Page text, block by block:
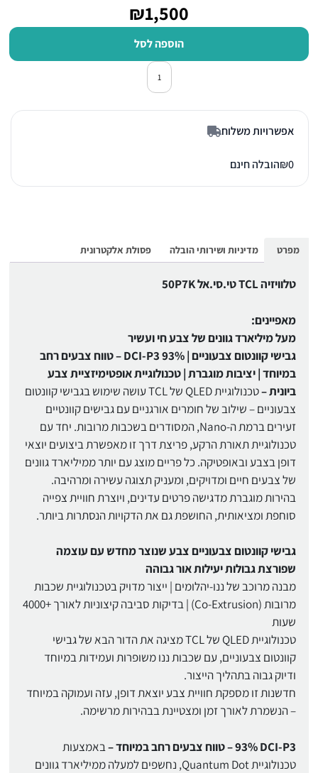
₪1,500
הוספה לסל
כמות של טלוויזיה ⁦TCL⁩ ‏50 אינץ' ⁦50P7K⁩
אפשרויות משלוח
₪0 הובלה חינם
מפרט מדיניות ושירותי הובלה פסולת אלקטרונית
טלוויזיה TCL טי.סי.אל 50P7K
מאפיינים:
מעל מיליארד גוונים של צבע חי ועשיר
גבישי קוונטום צבעוניים | 93% DCI-P3 – טווח צבעים רחב
במיוחד | יציבות מוגברת | טכנולוגיית אופטימיזציית צבע
ביונית –
טכנולוגיית QLED של TCL עושה שימוש בגבישי קוונטום
צבעוניים – שילוב של חומרים אורגניים עם גבישים קוונטיים
זעירים ברמת ה-Nano, המסודרים בשכבות מרובות. יחד עם
טכנולוגיית תאורת הרקע, פריצת דרך זו מאפשרת ביצועים יוצאי
דופן בצבע ובאופטיקה. כל פריים מוצג עם יותר ממיליארד גוונים
של צבעים חיים ומדויקים, ומעניק תצוגה עשירה ומרהיבה.
בהירות מוגברת מדגישה פרטים עדינים, ויוצרת חוויית צפייה
סוחפת ומציאותית, החושפת גם את הדקויות הנסתרות ביותר.
גבישי קוונטום צבעוניים צבע שנוצר מחדש עם עוצמה
שפורצת גבולות יעילות אור גבוהה
מבנה מרוכב של ננו-יהלומים | ייצור מדויק בטכנולוגיית שכבות
מרובות (Co-Extrusion) | בדיקות סביבה קיצוניות לאורך +4000
שעות
טכנולוגיית QLED של TCL מציגה את הדור הבא של גבישי
קוונטום צבעוניים, עם שכבות ננו משופרות ועמידות במיוחד
ודיוק גבוה בתהליך הייצור.
חדשנות זו מספקת חוויית צבע יוצאת דופן, עזה ועמוקה במיוחד
– הנשמרת לאורך זמן ומצטיינת בבהירות מרשימה.
‎93% DCI-P3 – טווח צבעים רחב במיוחד –
באמצעות
טכנולוגיית Quantum Dot, נחשפים למעלה ממיליארד גוונים